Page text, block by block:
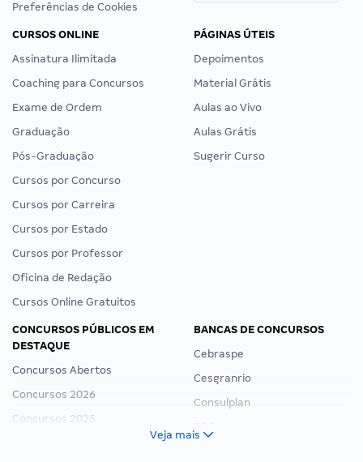
Preferências de Cookies
CURSOS ONLINE
Assinatura Ilimitada
Coaching para Concursos
Exame de Ordem
Graduação
Pós-Graduação
Cursos por Concurso
Cursos por Carreira
Cursos por Estado
Cursos por Professor
Oficina de Redação
Cursos Online Gratuitos
PÁGINAS ÚTEIS
Depoimentos
Material Grátis
Aulas ao Vivo
Aulas Grátis
Sugerir Curso
CONCURSOS PÚBLICOS EM
DESTAQUE
Concursos Abertos
Concursos 2026
Concursos 2025
BANCAS DE CONCURSOS
Cebraspe
Cesgranrio
Consulplan
Veja mais